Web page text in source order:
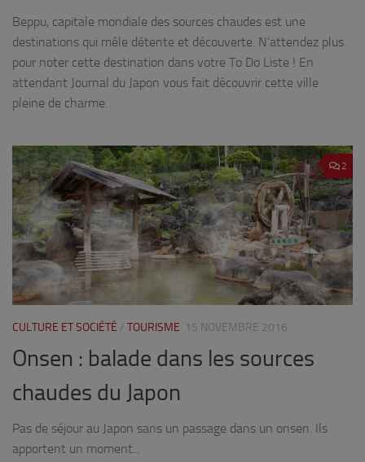
Beppu, capitale mondiale des sources chaudes est une
destinations qui mêle détente et découverte. N’attendez plus
pour noter cette destination dans votre To Do Liste ! En
attendant Journal du Japon vous fait découvrir cette ville
pleine de charme.
2
CULTURE ET SOCIÉTÉ / TOURISME 15 NOVEMBRE 2016
Onsen : balade dans les sources
chaudes du Japon
Pas de séjour au Japon sans un passage dans un onsen. Ils
apportent un moment...